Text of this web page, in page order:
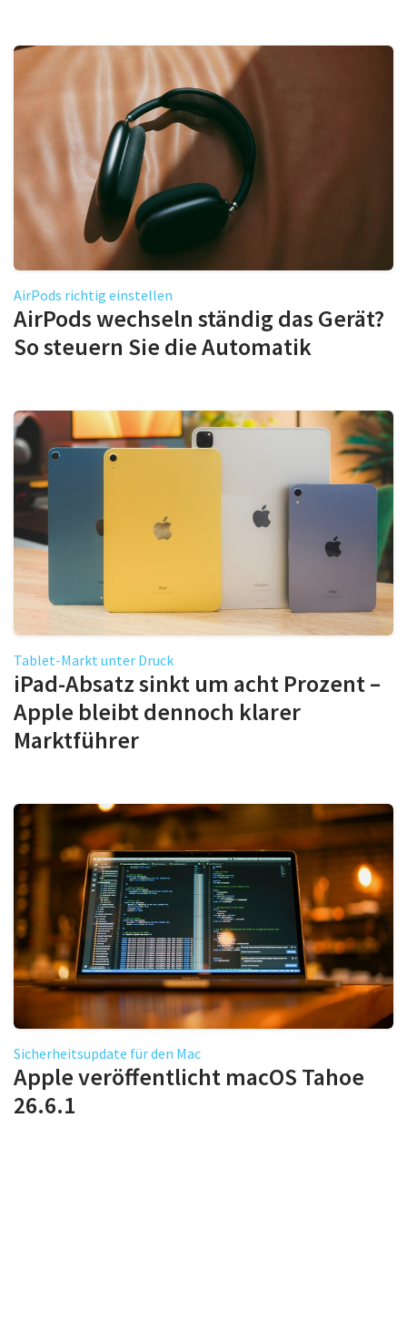
AirPods richtig einstellen
AirPods wechseln ständig das Gerät?
So steuern Sie die Automatik
Tablet-Markt unter Druck
iPad-Absatz sinkt um acht Prozent –
Apple bleibt dennoch klarer
Marktführer
Sicherheitsupdate für den Mac
Apple veröffentlicht macOS Tahoe
26.6.1